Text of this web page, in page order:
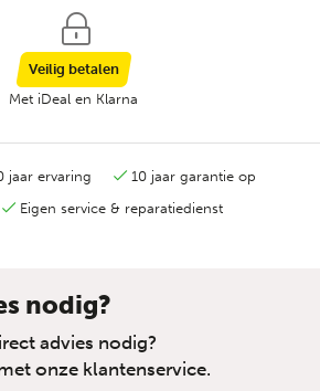
Veilig betalen
Met iDeal en Klarna
jaar ervaring
10 jaar garantie op
Eigen service & reparatiedienst
nodig?
advies nodig?
onze klantenservice.